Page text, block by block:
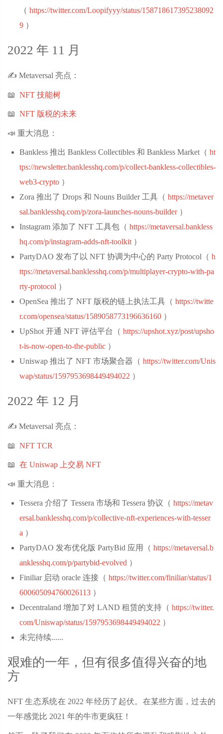
（ https://twitter.com/Loopifyyy/status/158718617395238092
9 ‌）
2022 年 11 月
✍️ Metaversal 亮点：
📖 NFT 技能树
📖 NFT 版税的未来
📣 重大消息：
Bankless 推出 Bankless Collectibles 和 Bankless Market（ ht
tps://newsletter.banklesshq.com/p/collect-bankless-collectibles-
web3-crypto ‌）
Zora 推出了 Drops 和 Nouns Builder 工具（ https://metaver
sal.banklesshq.com/p/zora-launches-nouns-builder ‌）
Instagram 添加了 NFT 工具包（ https://metaversal.bankless
hq.com/p/instagram-adds-nft-toolkit ‌）
PartyDAO 发布了以 NFT 协调为中心的 Party Protocol（ h
ttps://metaversal.banklesshq.com/p/multiplayer-crypto-with-pa
rty-protocol ‌）
OpenSea 推出了 NFT 版税的链上执法工具（ https://twitte
r.com/opensea/status/1589058773196636160 ‌）
UpShot 开通 NFT 评估平台（ https://upshot.xyz/post/upsho
t-is-now-open-to-the-public ‌）
Uniswap 推出了 NFT 市场聚合器（ https://twitter.com/Unis
wap/status/1597953698449494022 ‌）
2022 年 12 月
✍️ Metaversal 亮点：
📖 NFT TCR
📖 在 Uniswap 上交易 NFT
📣 重大消息：
Tessera 介绍了 Tessera 市场和 Tessera 协议（ https://metav
ersal.banklesshq.com/p/collective-nft-experiences-with-tesser
a ‌）
PartyDAO 发布优化版 PartyBid 应用（ https://metaversal.b
anklesshq.com/p/partybid-evolved ‌）
Finiliar 启动 oracle 连接（ https://twitter.com/finiliar/status/1
600605094760026113 ‌）
Decentraland 增加了对 LAND 租赁的支持（ https://twitter.
com/Uniswap/status/1597953698449494022 ‌）
未完待续......
艰难的一年，但有很多值得兴奋的地
方
NFT 生态系统在 2022 年经历了起伏。在某些方面，过去的
一年感觉比 2021 年的牛市更疯狂！